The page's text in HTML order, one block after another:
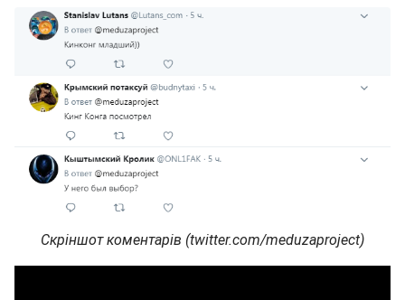
Скріншот коментарів (twitter.com/meduzaproject)